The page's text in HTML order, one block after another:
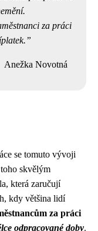
za práci
Anežka Novotná
se tomuto vývoji
skvělým
která zaručují
kdy většina lidí
za práci
odpracované doby.